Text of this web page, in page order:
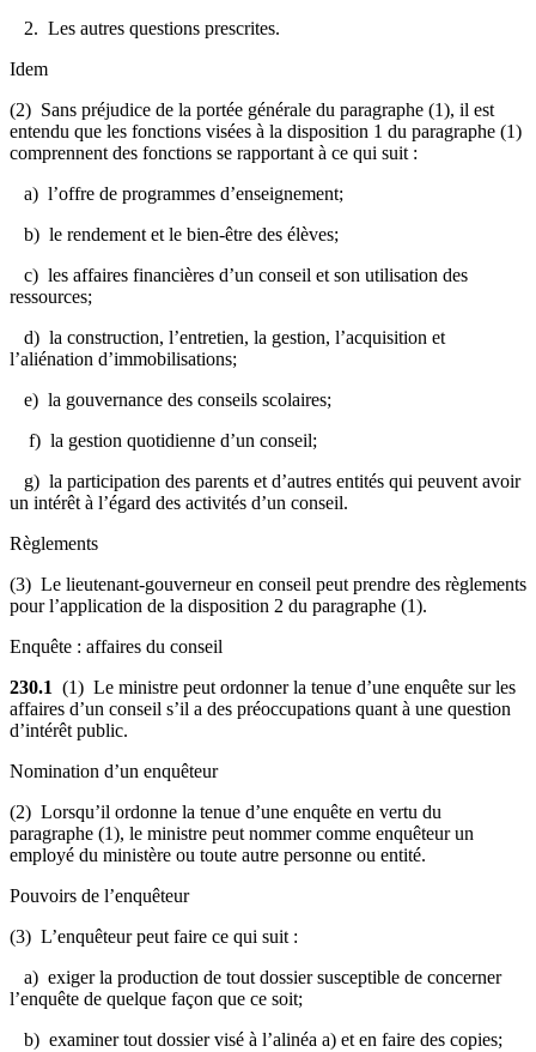
2. Les autres questions prescrites.
Idem
(2) Sans préjudice de la portée générale du paragraphe (1), il est
entendu que les fonctions visées à la disposition 1 du paragraphe (1)
comprennent des fonctions se rapportant à ce qui suit :
a) l’offre de programmes d’enseignement;
b) le rendement et le bien-être des élèves;
c) les affaires financières d’un conseil et son utilisation des
ressources;
d) la construction, l’entretien, la gestion, l’acquisition et
l’aliénation d’immobilisations;
e) la gouvernance des conseils scolaires;
f) la gestion quotidienne d’un conseil;
g) la participation des parents et d’autres entités qui peuvent avoir
un intérêt à l’égard des activités d’un conseil.
Règlements
(3) Le lieutenant-gouverneur en conseil peut prendre des règlements
pour l’application de la disposition 2 du paragraphe (1).
Enquête : affaires du conseil
230.1 (1) Le ministre peut ordonner la tenue d’une enquête sur les
affaires d’un conseil s’il a des préoccupations quant à une question
d’intérêt public.
Nomination d’un enquêteur
(2) Lorsqu’il ordonne la tenue d’une enquête en vertu du
paragraphe (1), le ministre peut nommer comme enquêteur un
employé du ministère ou toute autre personne ou entité.
Pouvoirs de l’enquêteur
(3) L’enquêteur peut faire ce qui suit :
a) exiger la production de tout dossier susceptible de concerner
l’enquête de quelque façon que ce soit;
b) examiner tout dossier visé à l’alinéa a) et en faire des copies;